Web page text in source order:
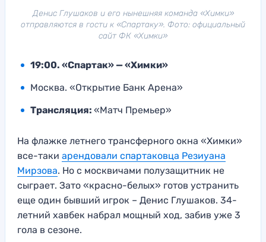
Денис Глушаков и его нынешняя команда «Химки»
отправляются в гости к «Спартаку». Фото: официальный
сайт ФК «Химки»
19:00. «Спартак» — «Химки»
Москва. «Открытие Банк Арена»
Трансляция: «Матч Премьер»
На флажке летнего трансферного окна «Химки»
все-таки арендовали спартаковца Резиуана
Мирзова. Но с москвичами полузащитник не
сыграет. Зато «красно-белых» готов устранить
еще один бывший игрок – Денис Глушаков. 34-
летний хавбек набрал мощный ход, забив уже 3
гола в сезоне.